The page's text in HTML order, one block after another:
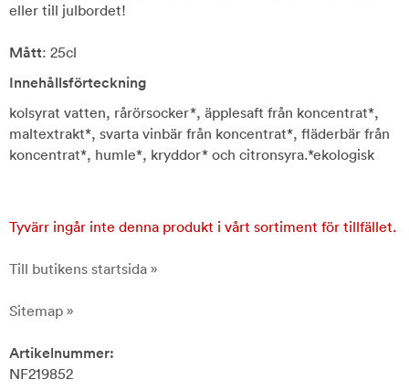
eller till julbordet!
Mått: 25cl
Innehållsförteckning
kolsyrat vatten, rårörsocker*, äpplesaft från koncentrat*,
maltextrakt*, svarta vinbär från koncentrat*, fläderbär från
koncentrat*, humle*, kryddor* och citronsyra.*ekologisk
Tyvärr ingår inte denna produkt i vårt sortiment för tillfället.
Till butikens startsida »
Sitemap »
Artikelnummer:
NF219852